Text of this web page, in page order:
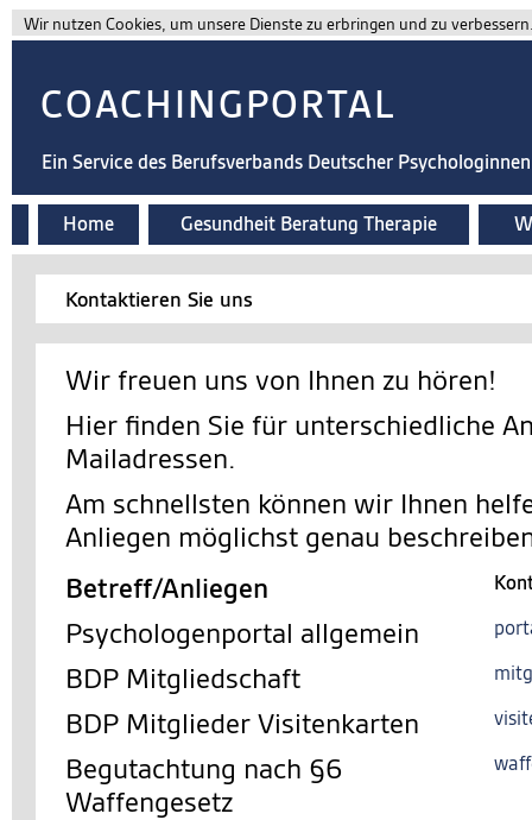
Wir nutzen Cookies, um unsere Dienste zu erbringen und zu
COACHINGPORTAL
Ein Service des Berufsverbands Deutscher
Home Gesundheit Beratung Therapie
Kontaktieren Sie uns
Wir freuen uns von Ihnen zu hören!
Hier finden Sie für unterschiedliche
Mailadressen.
Am schnellsten können wir Ihnen
Anliegen möglichst genau
Betreff/Anliegen
Psychologenportal allgemein
BDP Mitgliedschaft
BDP Mitglieder Visitenkarten
Begutachtung nach §6
Waffengesetz